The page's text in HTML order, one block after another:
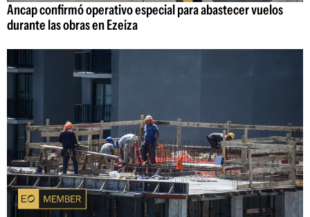
Ancap confirmó operativo especial para abastecer vuelos
durante las obras en Ezeiza